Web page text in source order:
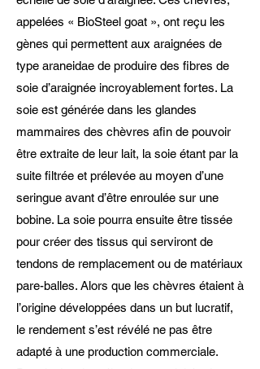
appelées « BioSteel goat », ont reçu les
gènes qui permettent aux araignées de
type araneidae de produire des fibres de
soie d’araignée incroyablement fortes. La
soie est générée dans les glandes
mammaires des chèvres afin de pouvoir
être extraite de leur lait, la soie étant par la
suite filtrée et prélevée au moyen d’une
seringue avant d’être enroulée sur une
bobine. La soie pourra ensuite être tissée
pour créer des tissus qui serviront de
tendons de remplacement ou de matériaux
pare-balles. Alors que les chèvres étaient à
l’origine développées dans un but lucratif,
le rendement s’est révélé ne pas être
adapté à une production commerciale.